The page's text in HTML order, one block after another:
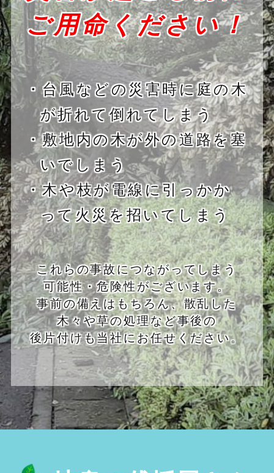
ご用命ください！
・台風などの災害時に庭の木
が折れて倒れてしまう
・敷地内の木が外の道路を塞
いでしまう
・木や枝が電線に引っかか
って火災を招いてしまう
これらの事故につながってしまう
可能性・危険性がございます。
事前の備えはもちろん、散乱した
木々や草の処理など事後の
後片付けも当社にお任せください。